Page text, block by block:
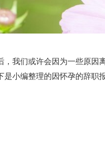
，我们或许会因为一些原因
小编整理的因怀孕的辞职